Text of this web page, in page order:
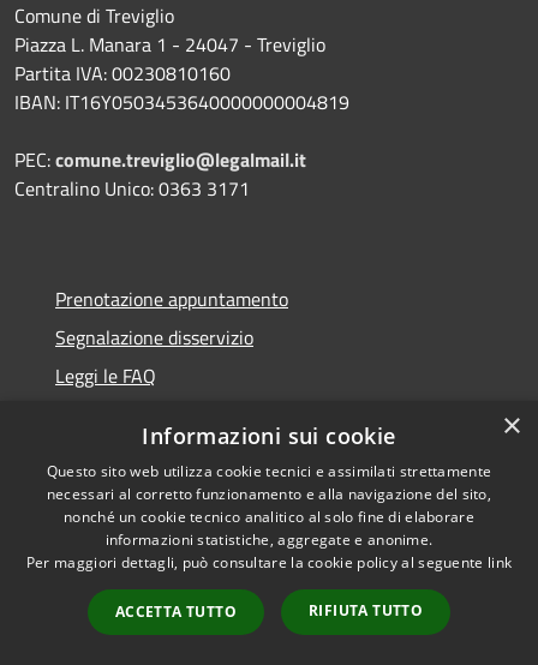
Comune di Treviglio
Piazza L. Manara 1 - 24047 - Treviglio
Partita IVA: 00230810160
IBAN: IT16Y0503453640000000004819
PEC:comune.treviglio@legalmail.it
Centralino Unico: 0363 3171
Prenotazione appuntamento
Segnalazione disservizio
Leggi le FAQ
Amministrazione trasparente
Informativa privacy
Note legali
×
Informazioni sui cookie
Questo sito web utilizza cookie tecnici e assimilati strettamente
necessari al corretto funzionamento e alla navigazione del sito,
nonché un cookie tecnico analitico al solo fine di elaborare
informazioni statistiche, aggregate e anonime.
Per maggiori dettagli, può consultare la cookie policy al seguente link
ACCETTA TUTTO RIFIUTA TUTTO